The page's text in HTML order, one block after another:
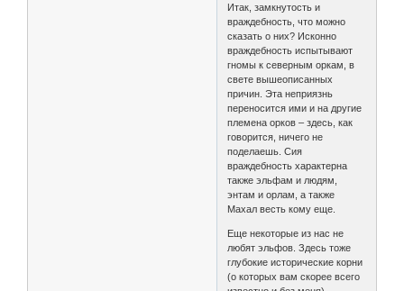
Итак, замкнутость и
враждебность, что можно
сказать о них? Исконно
враждебность испытывают
гномы к северным оркам, в
свете вышеописанных
причин. Эта неприязнь
переносится ими и на другие
племена орков – здесь, как
говорится, ничего не
поделаешь. Сия
враждебность характерна
также эльфам и людям,
энтам и орлам, а также
Махал весть кому еще.
Еще некоторые из нас не
любят эльфов. Здесь тоже
глубокие исторические корни
(о которых вам скорее всего